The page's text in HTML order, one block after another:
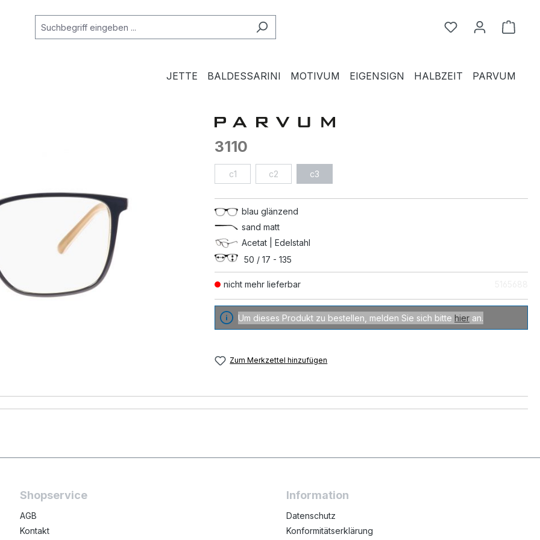
Du hast 0
JETTE BALDESSARINI MOTIVUM EIGENSIGN HALBZEIT PARVUM
nicht mehr lieferbar
3110
c1 c2 c3
blau glänzend
sand matt
Acetat | Edelstahl
50 / 17 - 135
Um dieses Produkt zu bestellen, melden Sie sich bitte hier an.
Zum Merkzettel hinzufügen
Shopservice
AGB
Kontakt
Information
Datenschutz
Konformitätserklärung